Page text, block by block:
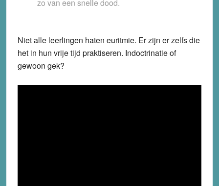
zo van een snelle dood.
Niet alle leerlingen haten euritmie. Er zijn er zelfs die
het in hun vrije tijd praktiseren. Indoctrinatie of
gewoon gek?